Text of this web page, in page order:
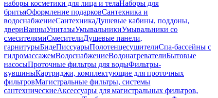
наборы косметики для лица и телаНаборы для
бритьяОформление подарковСантехника и
водоснабжениеСантехникаДушевые кабины, поддоны,
двериВанныУнитазыУмывальникиУмывальники со
смесителямиСмесителиДушевые панели,
гарнитурыБидеПиссуарыПолотенцесушителиСпа-бассейны с
гидромассажемВодоснабжениеВодонагревателиБытовые
насосыПроточные фильтры для водыФильтры-
кувшиныКартриджи, комплектующие для проточных
фильтровМагистральные фильтры, системы
сантехническиеАксессуары для магистральных фильтров,